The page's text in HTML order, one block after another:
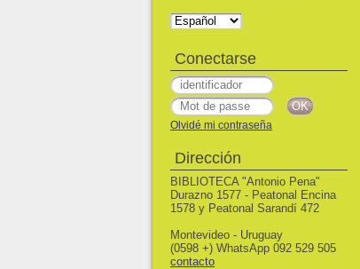
Conectarse
Olvidé mi contraseña
Dirección
BIBLIOTECA "Antonio Pena"
Durazno 1577 - Peatonal Encina
1578 y Peatonal Sarandí 472
Montevideo - Uruguay
(0598 +) WhatsApp 092 529 505
contacto